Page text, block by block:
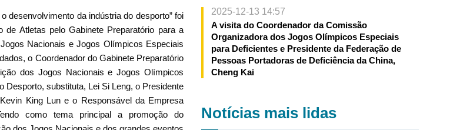
desenvolvimento da indústria do desporto” foi
Atletas pelo Gabinete Preparatório para a
Nacionais e Jogos Olímpicos Especiais
o Coordenador do Gabinete Preparatório
dos Jogos Nacionais e Jogos Olímpicos
Desporto, substituta, Lei Si Leng, o Presidente
King Lun e o Responsável da Empresa
como tema principal a promoção do
2025-12-13 14:57
A visita do Coordenador da Comissão
Organizadora dos Jogos Olímpicos Especiais
para Deficientes e Presidente da Federação de
Pessoas Portadoras de Deficiência da China,
Cheng Kai
Notícias mais lidas